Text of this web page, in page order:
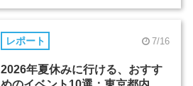
レポート 7/16
2026年夏休みに行ける、おすす